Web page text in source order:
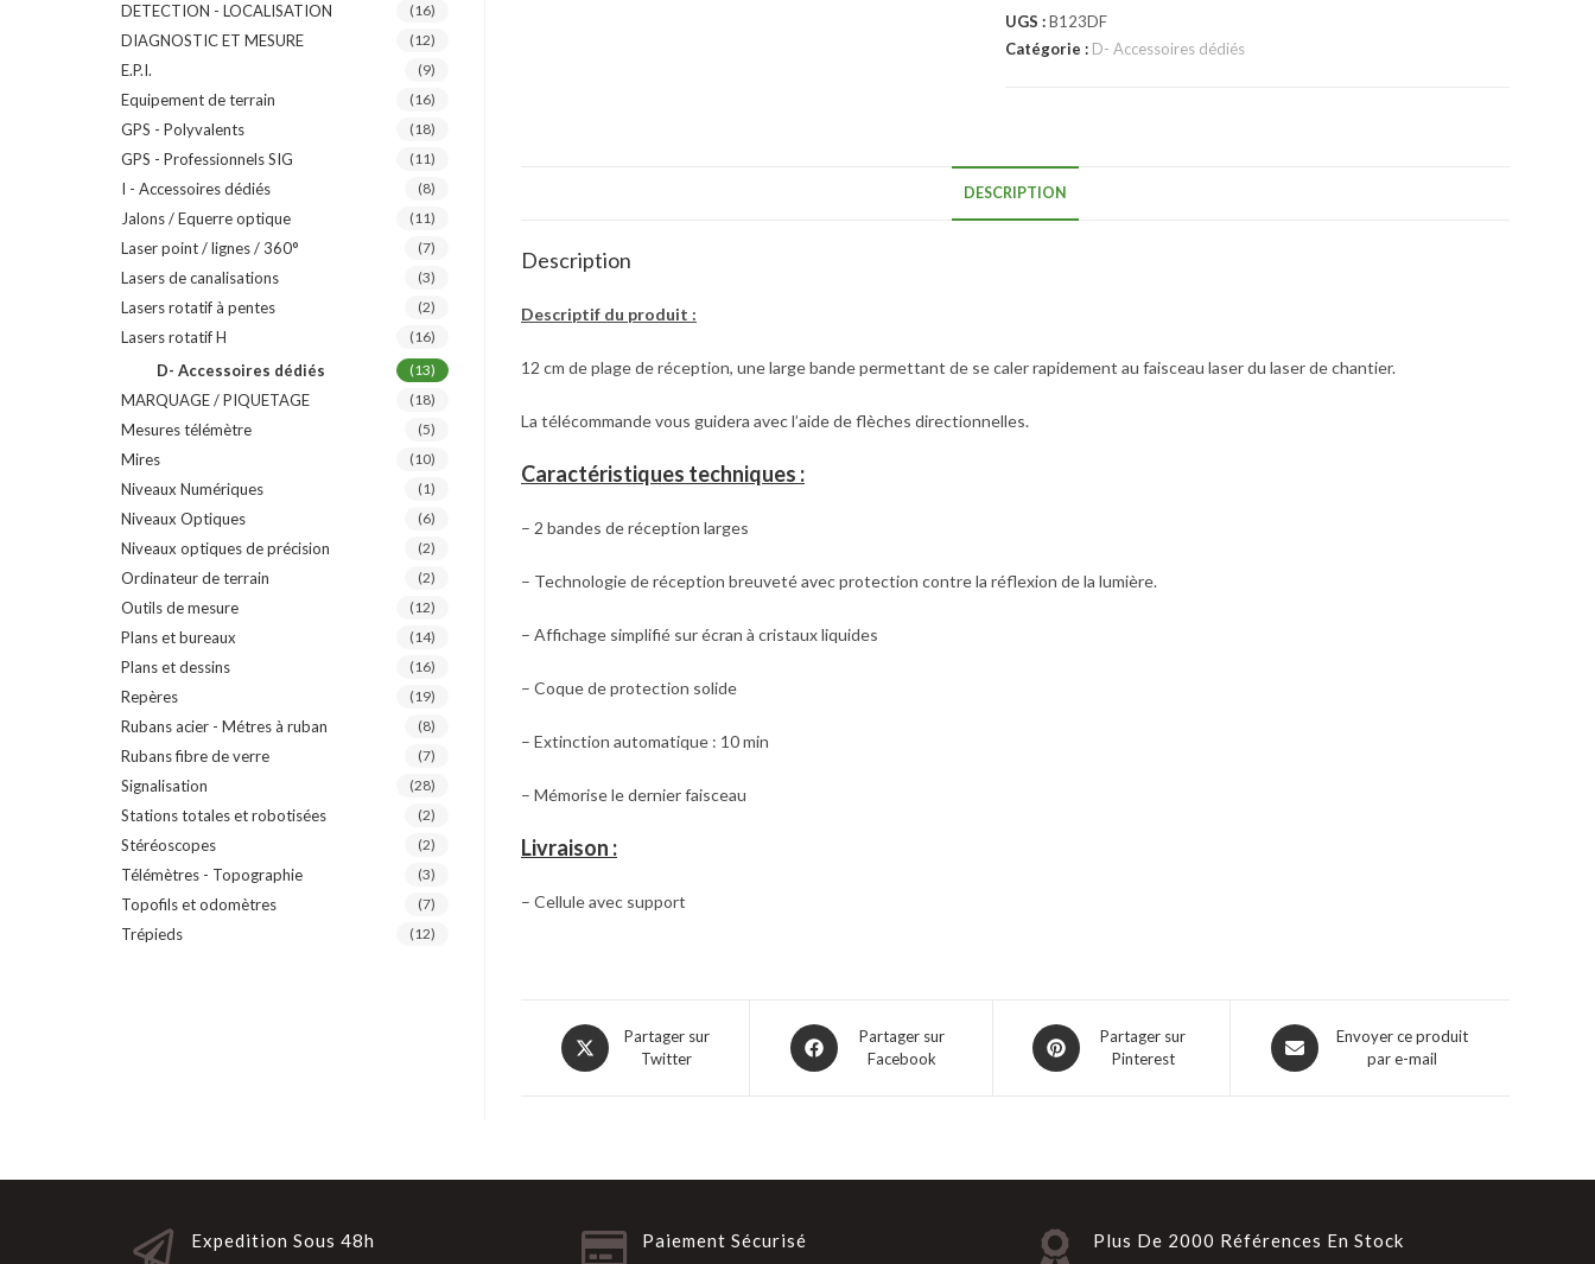
UGS :B123DF
Catégorie : D- Accessoires dédiés
DESCRIPTION
Description
Descriptif du produit :
12 cm de plage de réception, une large bande permettant de se caler rapidement au faisceau laser du laser de chantier.
La télécommande vous guidera avec l’aide de flèches directionnelles.
Caractéristiques techniques :
– 2 bandes de réception larges
– Technologie de réception breuveté avec protection contre la réflexion de la lumière.
– Affichage simplifié sur écran à cristaux liquides
– Coque de protection solide
– Extinction automatique : 10 min
– Mémorise le dernier faisceau
Livraison :
– Cellule avec support
Partager sur
Twitter
Partager sur
Facebook
Partager sur
Pinterest
Envoyer ce produit
par e-mail
DETECTION - LOCALISATION (16)
DIAGNOSTIC ET MESURE (12)
E.P.I. (9)
Equipement de terrain (16)
GPS - Polyvalents (18)
GPS - Professionnels SIG (11)
I - Accessoires dédiés (8)
Jalons / Equerre optique (11)
Laser point / lignes / 360° (7)
Lasers de canalisations (3)
Lasers rotatif à pentes (2)
Lasers rotatif H (16)
D- Accessoires dédiés (13)
MARQUAGE / PIQUETAGE (18)
Mesures télémètre (5)
Mires (10)
Niveaux Numériques (1)
Niveaux Optiques (6)
Niveaux optiques de précision (2)
Ordinateur de terrain (2)
Outils de mesure (12)
Plans et bureaux (14)
Plans et dessins (16)
Repères (19)
Rubans acier - Métres à ruban (8)
Rubans fibre de verre (7)
Signalisation (28)
Stations totales et robotisées (2)
Stéréoscopes (2)
Télémètres - Topographie (3)
Topofils et odomètres (7)
Trépieds (12)
Expedition Sous 48h Paiement Sécurisé Plus De 2000 Références En Stock